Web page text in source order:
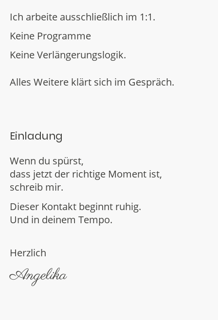
Ich arbeite ausschließlich im 1:1.
Keine Programme
Keine Verlängerungslogik.
Alles Weitere klärt sich im Gespräch.
Einladung
Wenn du spürst,
dass jetzt der richtige Moment ist,
schreib mir.
Dieser Kontakt beginnt ruhig.
Und in deinem Tempo.
Herzlich
Angelika